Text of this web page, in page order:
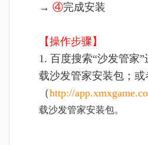
→ ④完成安装
【操作步骤】
1. 百度搜索“沙发管家
载沙发管家安装包；
（http://
载沙发管家安装包。